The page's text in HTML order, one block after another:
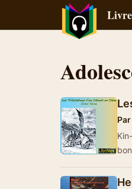
Par